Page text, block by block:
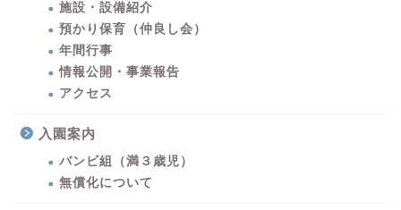
施設・設備紹介
預かり保育（仲良し会）
年間行事
情報公開・事業報告
アクセス
入園案内
バンビ組（満３歳児）
無償化について